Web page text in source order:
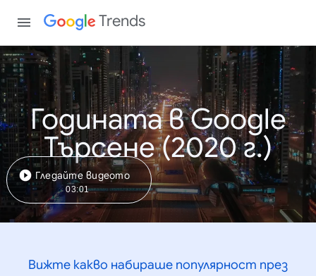
Trends
Годината в Google
Търсене (2020 г.)
Гледайте видеото
03:01
Вижте какво набираше популярност през